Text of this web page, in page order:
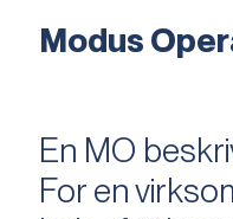
Modus
En MO
For en